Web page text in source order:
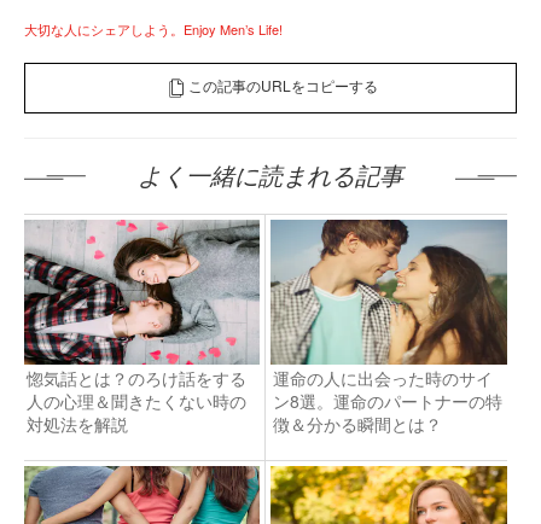
大切な人にシェアしよう。Enjoy Men’s Life!
この記事のURLをコピーする
よく一緒に読まれる記事
惚気話とは？のろけ話をする
人の心理＆聞きたくない時の
対処法を解説
運命の人に出会った時のサイ
ン8選。運命のパートナーの特
徴＆分かる瞬間とは？